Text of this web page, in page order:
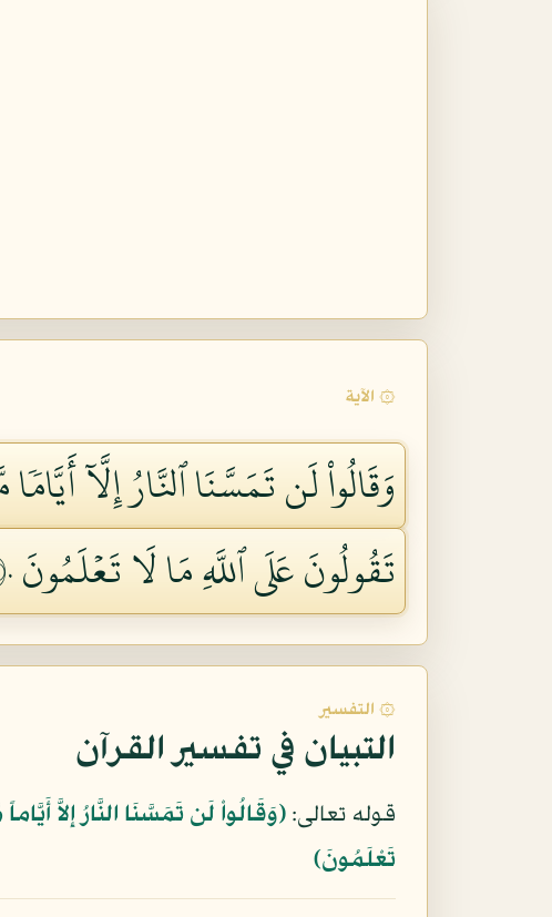
۞ الآية
وَقَالُواْ لَن تَمَسَّنَا ٱلنَّارُ إِلَّآ
تَقُولُونَ عَلَى ٱللَّهِ مَا لَا تَعۡلَمُونَ ٨٠
۞ التفسير
التبيان في تفسير القرآن
قوله تعالى: ﴿وَقَالُواْ لَن تَمَسَّنَا النَّارُ إِلاَّ
تَعْلَمُونَ﴾